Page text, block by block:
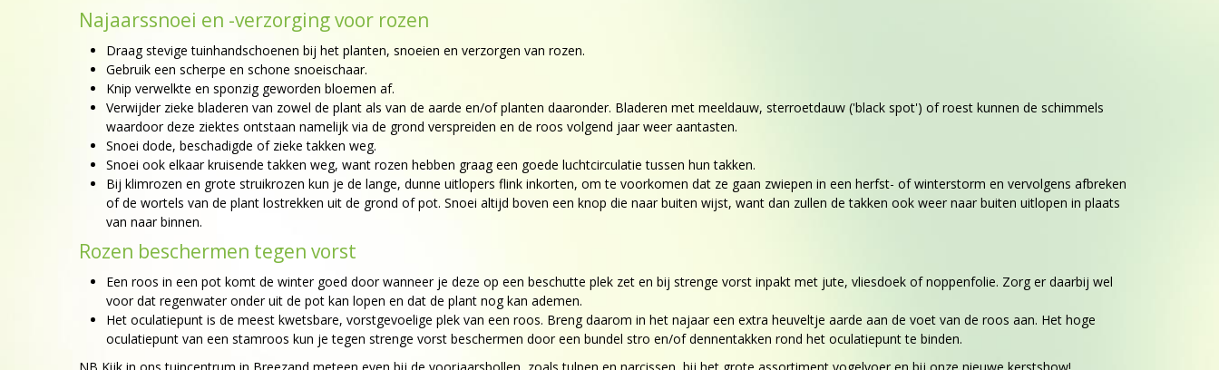
Najaarssnoei en -verzorging voor rozen
Draag stevige tuinhandschoenen bij het planten, snoeien en verzorgen van rozen.
Gebruik een scherpe en schone snoeischaar.
Knip verwelkte en sponzig geworden bloemen af.
Verwijder zieke bladeren van zowel de plant als van de aarde en/of planten daaronder. Bladeren met meeldauw, sterroetdauw ('black spot') of roest kunnen de schimmels
waardoor deze ziektes ontstaan namelijk via de grond verspreiden en de roos volgend jaar weer aantasten.
Snoei dode, beschadigde of zieke takken weg.
Snoei ook elkaar kruisende takken weg, want rozen hebben graag een goede luchtcirculatie tussen hun takken.
Bij klimrozen en grote struikrozen kun je de lange, dunne uitlopers flink inkorten, om te voorkomen dat ze gaan zwiepen in een herfst- of winterstorm en vervolgens afbreken
of de wortels van de plant lostrekken uit de grond of pot. Snoei altijd boven een knop die naar buiten wijst, want dan zullen de takken ook weer naar buiten uitlopen in plaats
van naar binnen.
Rozen beschermen tegen vorst
Een roos in een pot komt de winter goed door wanneer je deze op een beschutte plek zet en bij strenge vorst inpakt met jute, vliesdoek of noppenfolie. Zorg er daarbij wel
voor dat regenwater onder uit de pot kan lopen en dat de plant nog kan ademen.
Het oculatiepunt is de meest kwetsbare, vorstgevoelige plek van een roos. Breng daarom in het najaar een extra heuveltje aarde aan de voet van de roos aan. Het hoge
oculatiepunt van een stamroos kun je tegen strenge vorst beschermen door een bundel stro en/of dennentakken rond het oculatiepunt te binden.